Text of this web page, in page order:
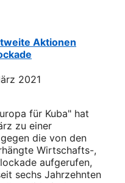
Aktionen
2021
für Kuba" hat
zu einer
die von den
Wirtschafts-,
aufgerufen,
sechs Jahrzehnten